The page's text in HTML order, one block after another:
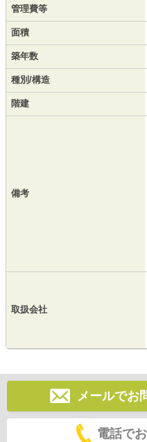
管理費等
面積
築年数
種別/構造
階建
備考
取扱会社
メールでお
電話で